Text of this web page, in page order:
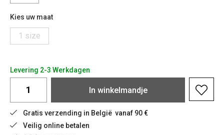
Kies uw maat
1 size
Levering 2-3 Werkdagen
In winkelmandje
Gratis verzending in België  vanaf 90 €
Veilig online betalen